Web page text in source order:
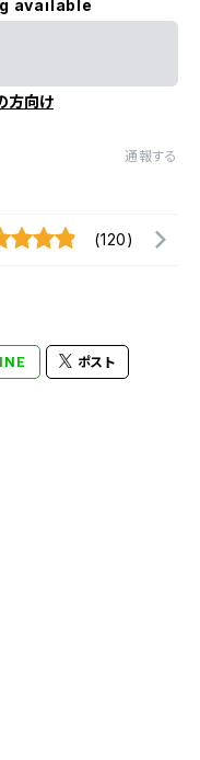
available
方向け
通報する
(120)
ポスト